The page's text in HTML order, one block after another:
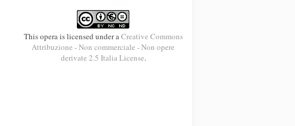
This opera is licensed under aCreative Commons
Attribuzione - Non commerciale - Non opere
derivate 2.5 Italia License.